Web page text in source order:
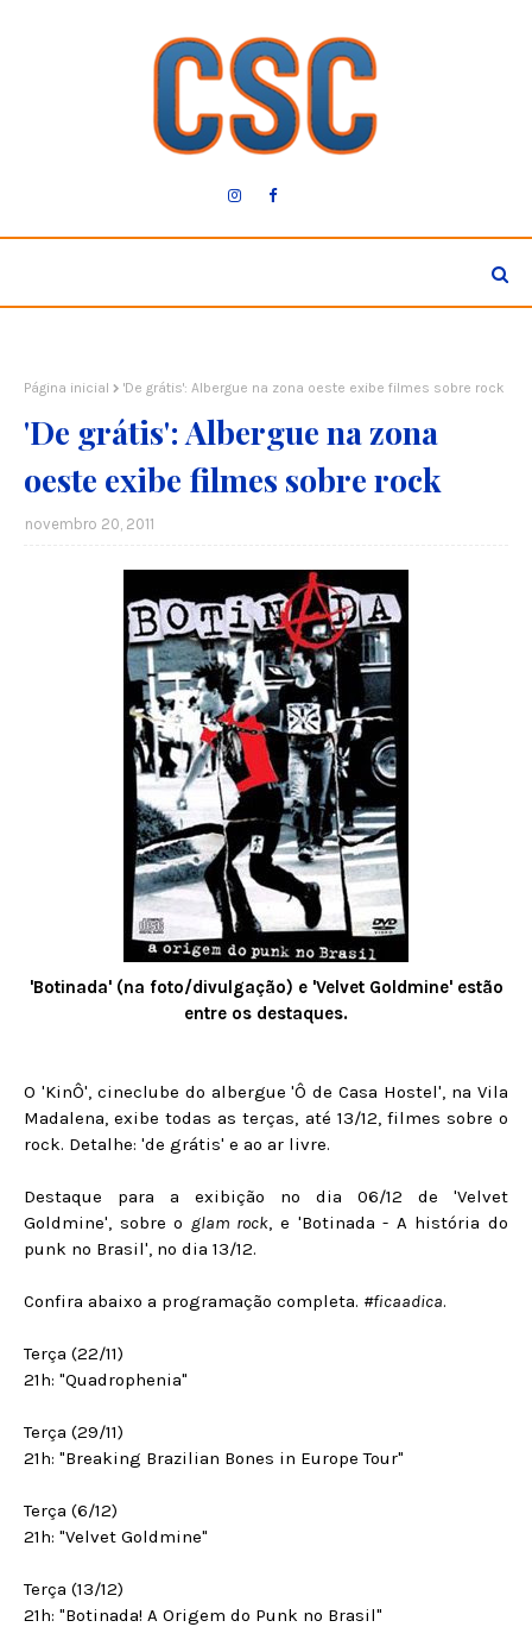
Página inicial 'De grátis': Albergue na zona oeste exibe filmes sobre rock
'De grátis': Albergue na zona
oeste exibe filmes sobre rock
novembro 20, 2011
'Botinada' (na foto/divulgação) e 'Velvet Goldmine' estão
entre os destaques.
O 'KinÔ', cineclube do albergue 'Ô de Casa Hostel', na Vila
Madalena, exibe todas as terças, até 13/12, filmes sobre o
rock. Detalhe: 'de grátis' e ao ar livre.
Destaque para a exibição no dia 06/12 de 'Velvet
Goldmine', sobre o glam rock, e 'Botinada - A história do
punk no Brasil', no dia 13/12.
Confira abaixo a programação completa. #ficaadica.
Terça (22/11)
21h: "Quadrophenia"
Terça (29/11)
21h: "Breaking Brazilian Bones in Europe Tour"
Terça (6/12)
21h: "Velvet Goldmine"
Terça (13/12)
21h: "Botinada! A Origem do Punk no Brasil"